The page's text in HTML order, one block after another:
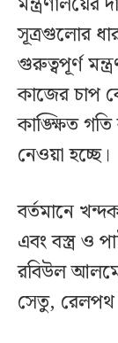
সূত্রগুলোর
গুরুত্বপূর্ণ
কাজের চাপ
কাঙ্ক্ষিত গতি
নেওয়া হচ্ছে।
বর্তমানে
এবং বস্ত্র ও
রবিউল
সেতু, রেলপথ